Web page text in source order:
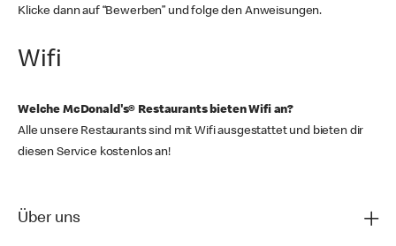
Klicke dann auf “Bewerben” und folge den Anweisungen.
Wifi
Welche McDonald's® Restaurants bieten Wifi an?
Alle unsere Restaurants sind mit Wifi ausgestattet und bieten dir
diesen Service kostenlos an!
Über uns